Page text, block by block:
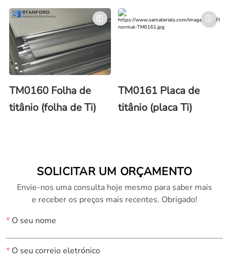
TM0160 Folha de
titânio (folha de Ti)
TM0161 Placa de
titânio (placa Ti)
SOLICITAR UM ORÇAMENTO
Envie-nos uma consulta hoje mesmo para saber mais
e receber os preços mais recentes. Obrigado!
*O seu nome
*O seu correio eletrónico